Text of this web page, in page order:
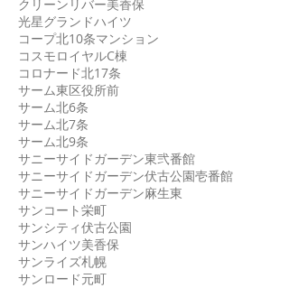
クリーンリバー美香保
光星グランドハイツ
コープ北10条マンション
コスモロイヤルC棟
コロナード北17条
サーム東区役所前
サーム北6条
サーム北7条
サーム北9条
サニーサイドガーデン東弐番館
サニーサイドガーデン伏古公園壱番館
サニーサイドガーデン麻生東
サンコート栄町
サンシティ伏古公園
サンハイツ美香保
サンライズ札幌
サンロード元町